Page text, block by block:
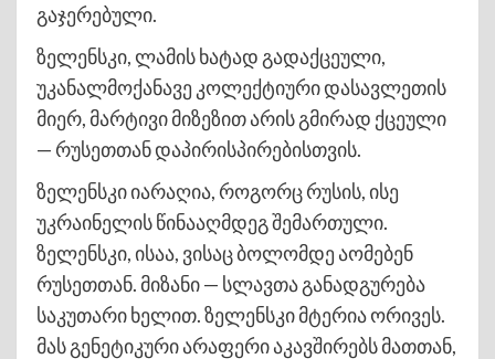
გაჯერებული.
ზელენსკი, ლამის ხატად გადაქცეული,
უკანალმოქანავე კოლექტიური დასავლეთის
მიერ, მარტივი მიზეზით არის გმირად ქცეული
— რუსეთთან დაპირისპირებისთვის.
ზელენსკი იარაღია, როგორც რუსის, ისე
უკრაინელის წინააღმდეგ შემართული.
ზელენსკი, ისაა, ვისაც ბოლომდე აომებენ
რუსეთთან. მიზანი — სლავთა განადგურება
საკუთარი ხელით. ზელენსკი მტერია ორივეს.
მას გენეტიკური არაფერი აკავშირებს მათთან,